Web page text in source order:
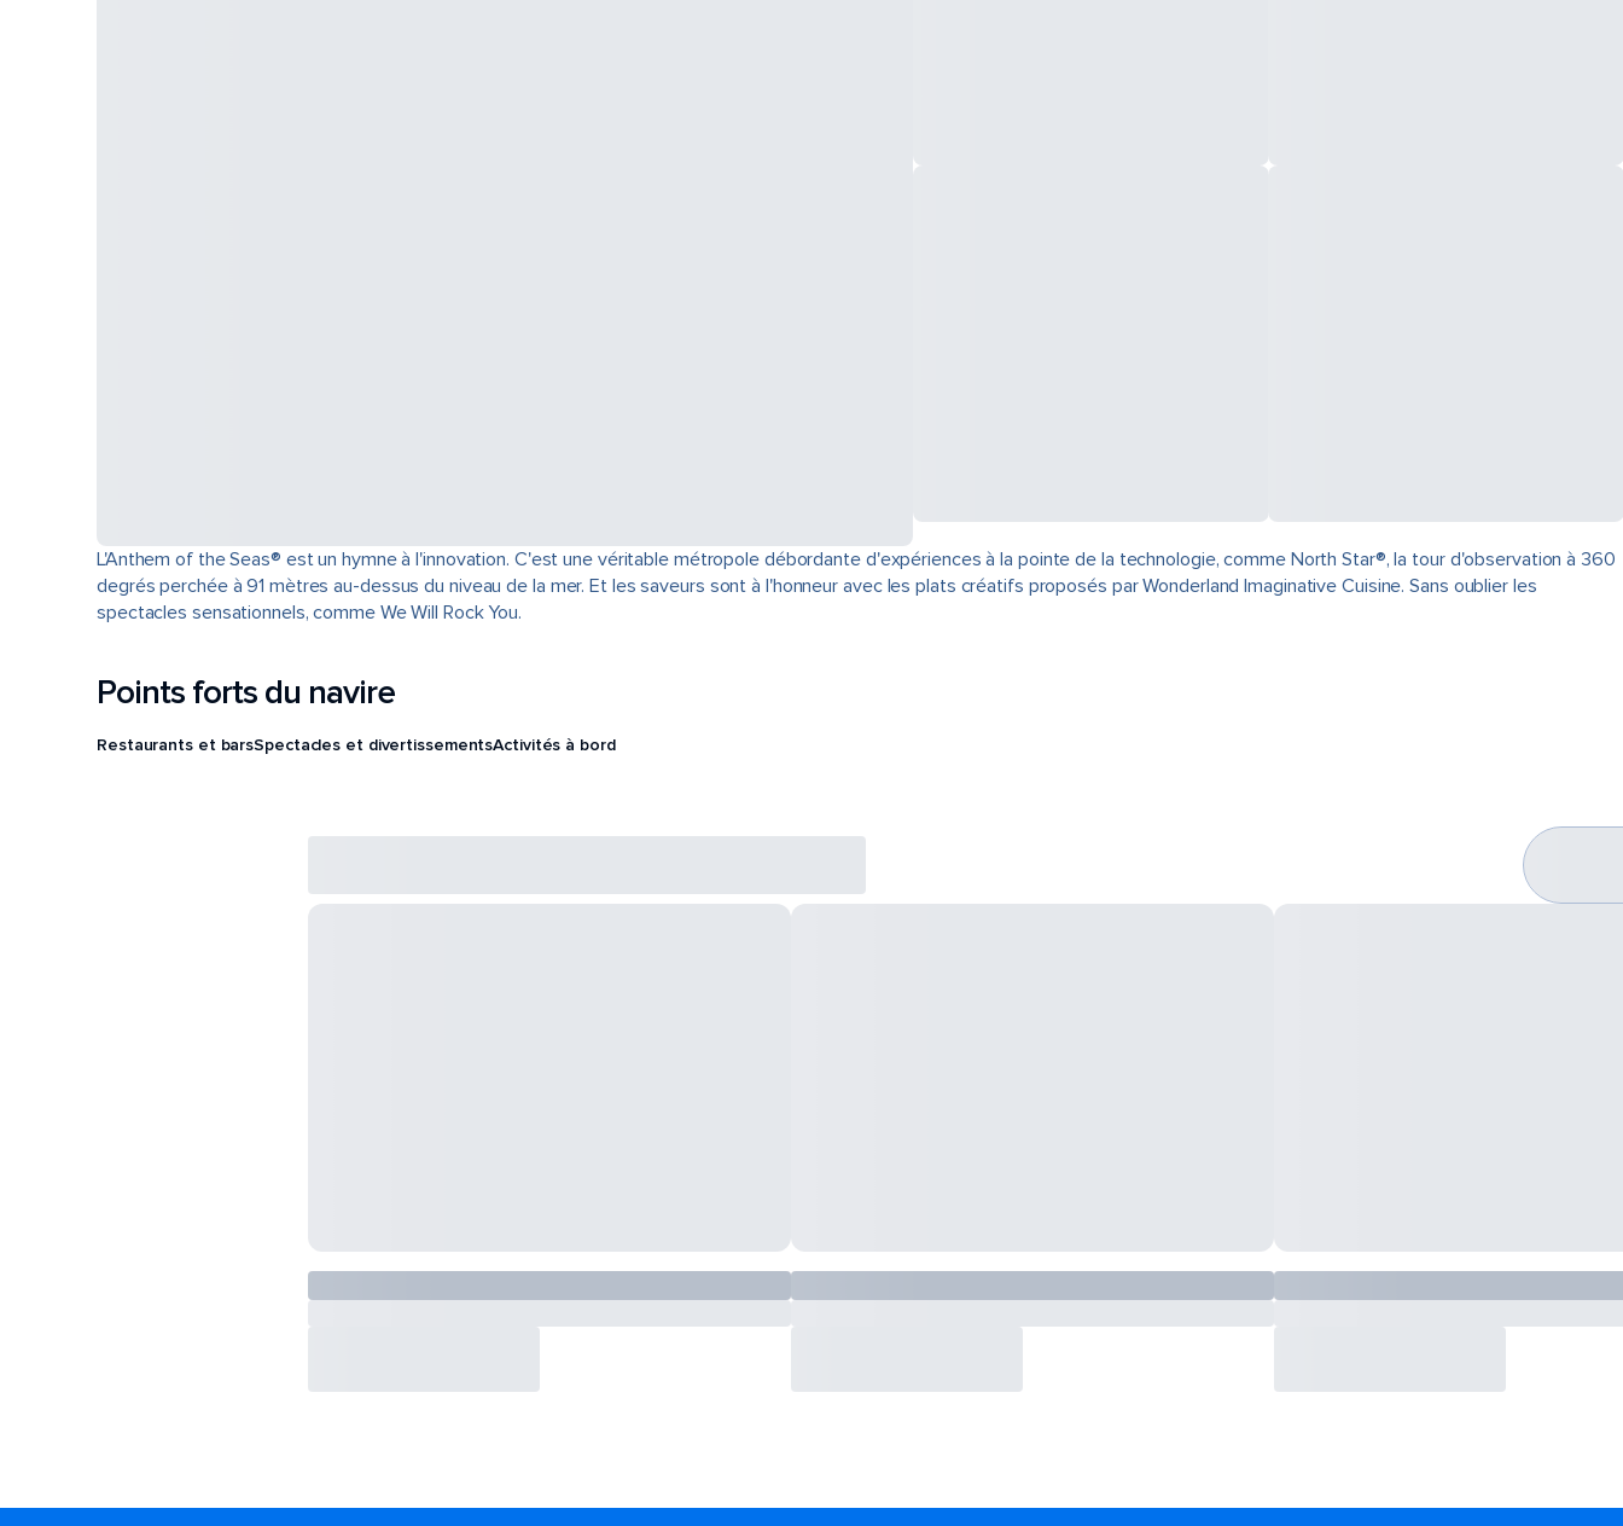
L'Anthem of the Seas® est un hymne à l'innovation. C'est une véritable métropole débordante d'expériences à la pointe de la technologie, comme North Star®, la tour d'observation à 360
degrés perchée à 91 mètres au-dessus du niveau de la mer. Et les saveurs sont à l'honneur avec les plats créatifs proposés par Wonderland Imaginative Cuisine. Sans oublier les
spectacles sensationnels, comme We Will Rock You.
Points forts du navire
Restaurants et barsSpectacles et divertissementsActivités à bord